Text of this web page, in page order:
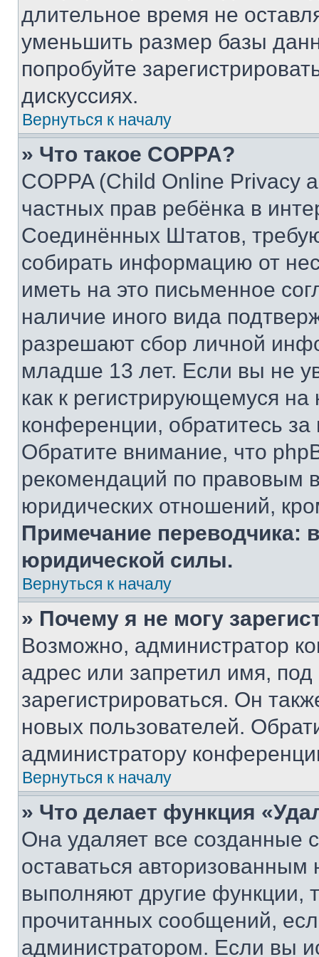
длительное время не
уменьшить размер базы
попробуйте
дискуссиях.
Вернуться к началу
» Что такое COPPA?
COPPA (Child Online Privacy
частных прав ребёнка в
Соединённых Штатов,
собирать информацию от
иметь на это письменное
наличие иного вида
разрешают сбор личной
младше 13 лет. Если вы не
как к регистрирующемуся
конференции, обратитесь
Обратите внимание, что
рекомендаций по правовым
юридических отношений,
Примечание переводчика:
юридической силы.
Вернуться к началу
» Почему я не могу
Возможно, администратор
адрес или запретил имя,
зарегистрироваться. Он
новых пользователей.
администратору
Вернуться к началу
» Что делает функция
Она удаляет все созданные
оставаться
выполняют другие функции,
прочитанных сообщений,
администратором. Если вы